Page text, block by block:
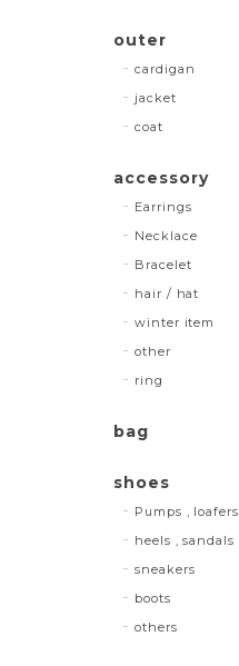
outer
cardigan
jacket
coat
accessory
Earrings
Necklace
Bracelet
hair / hat
winter item
other
ring
bag
shoes
Pumps , loafers
heels , sandals
sneakers
boots
others